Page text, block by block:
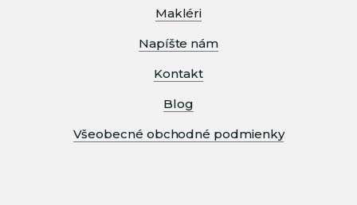
Makléri
Napíšte nám
Kontakt
Blog
Všeobecné obchodné podmienky